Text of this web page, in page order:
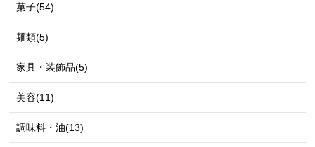
菓子(54)
麺類(5)
家具・装飾品(5)
美容(11)
調味料・油(13)